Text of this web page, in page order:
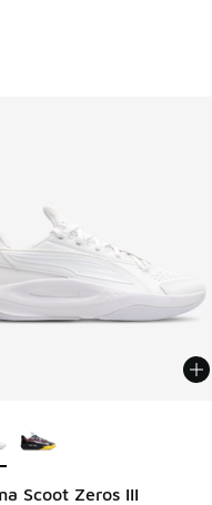
Scoot Zeros III